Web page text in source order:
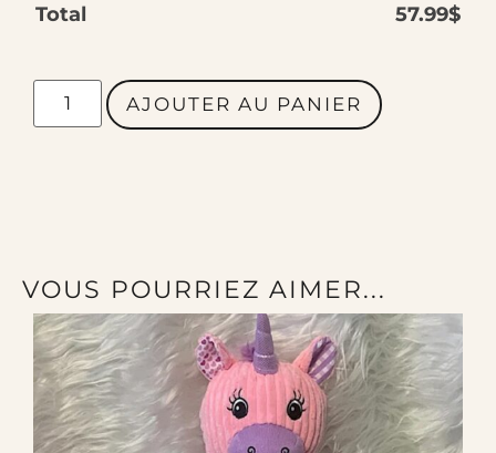
Total 57.99$
AJOUTER AU PANIER
VOUS POURRIEZ AIMER...